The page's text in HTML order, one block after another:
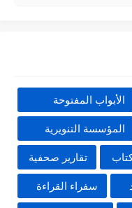
الأبواب المفتوحة
المؤسسة التنويرية
تقارير صحفية
سفراء القراءة